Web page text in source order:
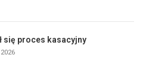
się proces kasacyjny